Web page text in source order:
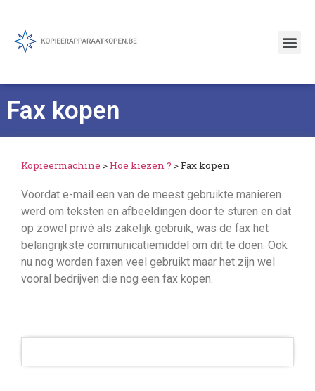
Fax kopen
Kopieermachine >Hoe kiezen ? >Fax kopen
Voordat e-mail een van de meest gebruikte manieren
werd om teksten en afbeeldingen door te sturen en dat
op zowel privé als zakelijk gebruik, was de fax het
belangrijkste communicatiemiddel om dit te doen. Ook
nu nog worden faxen veel gebruikt maar het zijn wel
vooral bedrijven die nog een fax kopen.